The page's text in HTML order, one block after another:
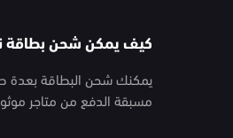
كيف يمكن شحن بطاقة
يمكنك شحن البطاقة بعدة
مسبقة الدفع من متاجر